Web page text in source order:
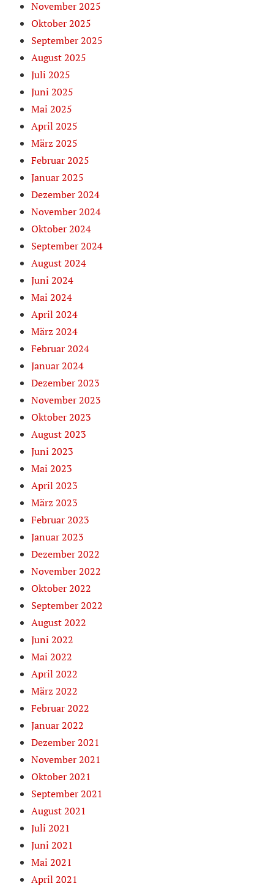
November 2025
Oktober 2025
September 2025
August 2025
Juli 2025
Juni 2025
Mai 2025
April 2025
März 2025
Februar 2025
Januar 2025
Dezember 2024
November 2024
Oktober 2024
September 2024
August 2024
Juni 2024
Mai 2024
April 2024
März 2024
Februar 2024
Januar 2024
Dezember 2023
November 2023
Oktober 2023
August 2023
Juni 2023
Mai 2023
April 2023
März 2023
Februar 2023
Januar 2023
Dezember 2022
November 2022
Oktober 2022
September 2022
August 2022
Juni 2022
Mai 2022
April 2022
März 2022
Februar 2022
Januar 2022
Dezember 2021
November 2021
Oktober 2021
September 2021
August 2021
Juli 2021
Juni 2021
Mai 2021
April 2021